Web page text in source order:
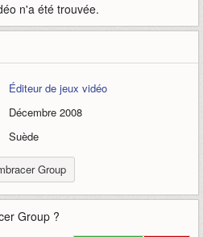
n'a été trouvée.
Éditeur de jeux vidéo
Décembre 2008
Suède
Group
Group ?